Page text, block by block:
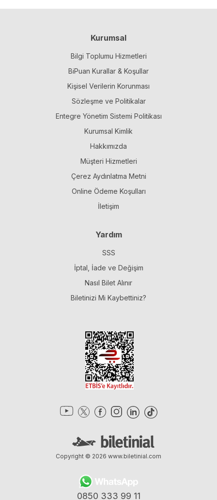
Kurumsal
Bilgi Toplumu Hizmetleri
BiPuan Kurallar & Koşullar
Kişisel Verilerin Korunması
Sözleşme ve Politikalar
Entegre Yönetim Sistemi Politikası
Kurumsal Kimlik
Hakkımızda
Müşteri Hizmetleri
Çerez Aydınlatma Metni
Online Ödeme Koşulları
İletişim
Yardım
SSS
İptal, İade ve Değişim
Nasıl Bilet Alınır
Biletinizi Mi Kaybettiniz?
0850 333 99 11
Copyright © 2026 www.biletinial.com